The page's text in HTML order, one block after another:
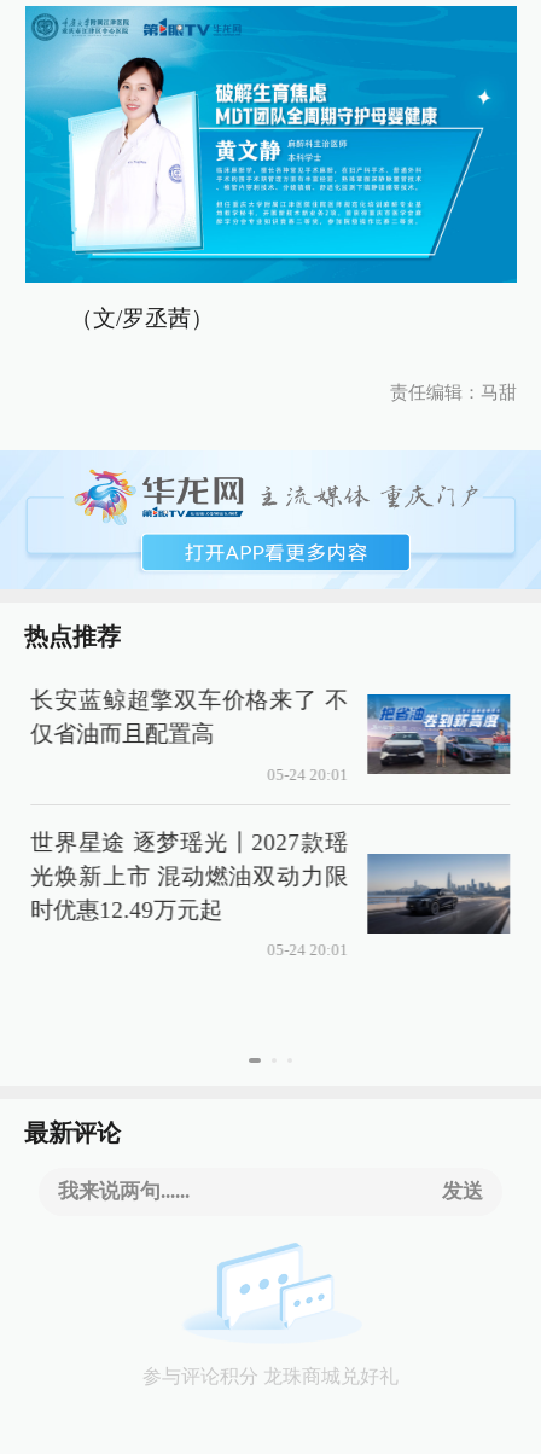
（文/罗丞茜）
责任编辑：马甜
热点推荐
长安蓝鲸超擎双车价格来了 不
仅省油而且配置高
05-24 20:01
世界星途 逐梦瑶光丨2027款瑶
光焕新上市 混动燃油双动力限
时优惠12.49万元起
05-24 20:01
最新评论
我来说两句...... 发送
参与评论积分 龙珠商城兑好礼